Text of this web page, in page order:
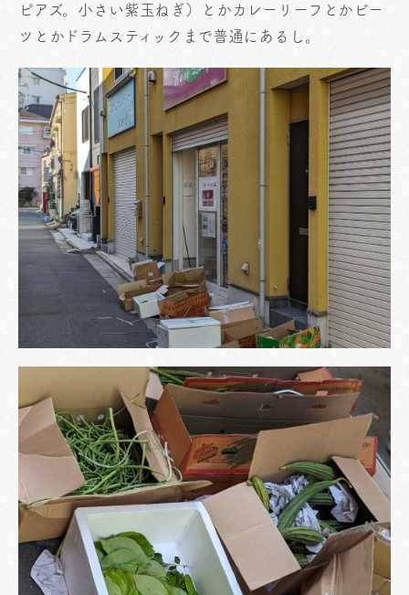
ピアズ。小さい紫玉ねぎ）とかカレーリーフとかビー
ツとかドラムスティックまで普通にあるし。